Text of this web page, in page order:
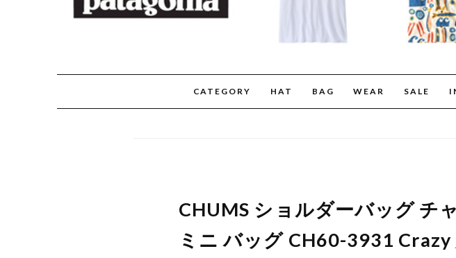
CATEGORY HAT BAG WEAR SALE
CHUMS ショルダーバッグ チ
ミニ バッグ CH60-3931